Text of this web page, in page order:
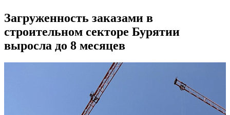
Загруженность заказами в
строительном секторе Бурятии
выросла до 8 месяцев